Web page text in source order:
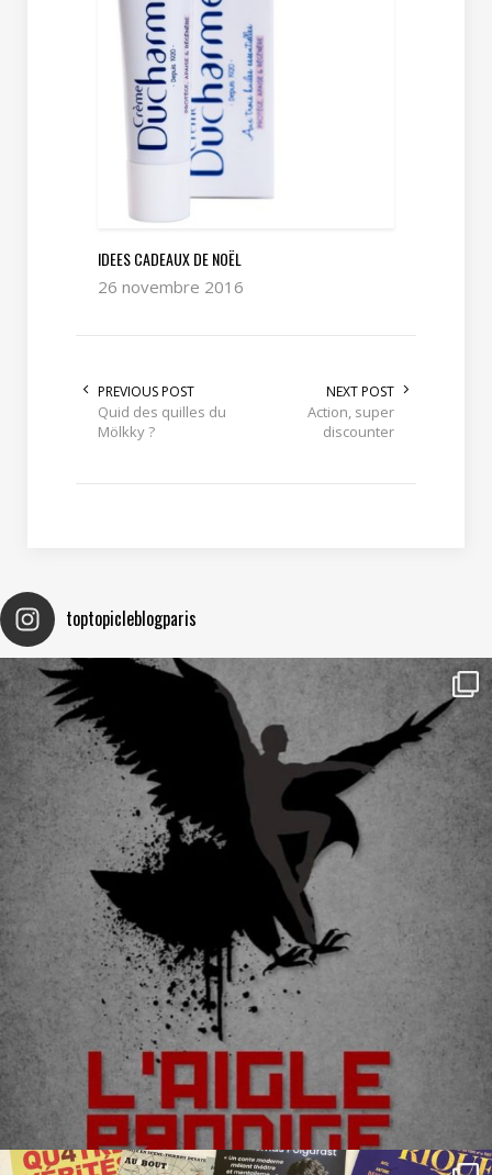
IDEES CADEAUX DE NOËL
26 novembre 2016
PREVIOUS POST
Quid des quilles du
Mölkky ?
NEXT POST
Action, super
discounter
toptopicleblogparis